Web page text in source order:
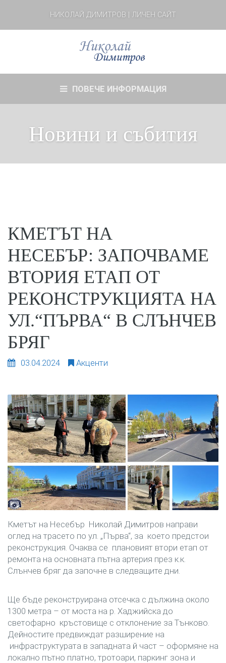
НИКОЛАЙ ДИМИТРОВ | ЛИЧЕН САЙТ
ПОВЕЧЕ ИНФОРМАЦИЯ
Новини и събития
КМЕТЪТ НА
НЕСЕБЪР: ЗАПОЧВАМЕ
ВТОРИЯ ЕТАП ОТ
РЕКОНСТРУКЦИЯТА НА
УЛ.“ПЪРВА“ В СЛЪНЧЕВ
БРЯГ
03.04.2024 Акценти
Кметът на Несебър Николай Димитров направи
оглед на трасето по ул. „Първа“, за което предстои
реконструкция. Очаква се плановият втори етап от
ремонта на основната пътна артерия през к.к.
Слънчев бряг да започне в следващите дни.
Ще бъде реконструирана отсечка с дължина около
1300 метра – от моста на р. Хаджийска до
светофарно кръстовище с отклонение за Тънково.
Дейностите предвиждат разширение на
инфраструктурата в западната й част – оформяне на
локално пътно платно, тротоари, паркинг зона и